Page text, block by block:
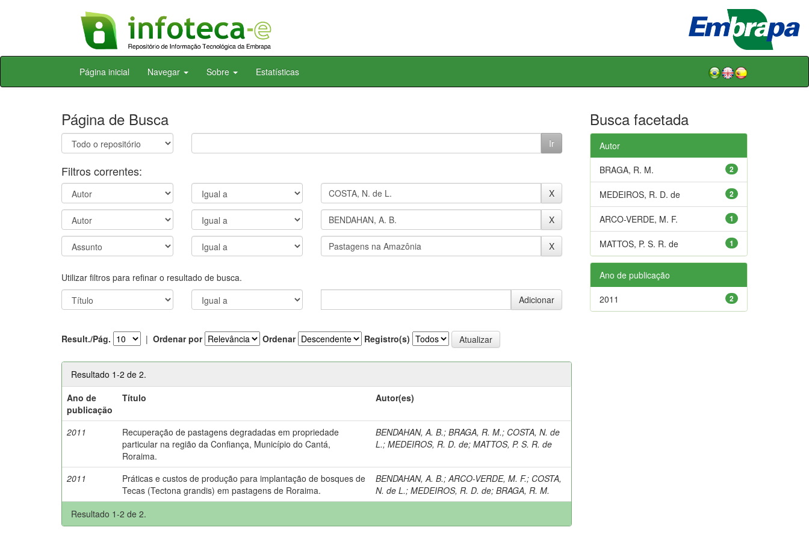
Skip
Página inicial Navegar Sobre Estatísticas
Página de Busca
Filtros correntes:
Utilizar filtros para refinar o resultado de busca.
Result./Pág. | Ordenar por Ordenar Registro(s)
Resultado 1-2 de 2.
Ano de
publicação
Título Autor(es)
2011
Recuperação de pastagens degradadas em propriedade
particular na região da Confiança, Município do Cantá,
Roraima.
BENDAHAN, A. B.;BRAGA, R. M.; COSTA, N. de
L.;MEDEIROS, R. D. de;MATTOS, P. S. R. de
2011
Práticas e custos de produção para implantação de bosques de
Tecas (Tectona grandis) em pastagens de Roraima.
BENDAHAN, A. B.;ARCO-VERDE, M. F.; COSTA,
N. de L.;MEDEIROS, R. D. de;BRAGA, R. M.
Resultado 1-2 de 2.
Busca facetada
Autor
2
BRAGA, R. M.
2
MEDEIROS, R. D. de
1
ARCO-VERDE, M. F.
1
MATTOS, P. S. R. de
Ano de publicação
2
2011